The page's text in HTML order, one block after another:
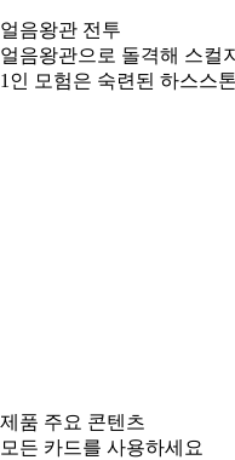
얼음왕관 전투
얼음왕관으로 돌격해 스컬
1인 모험은 숙련된 하스스
제품 주요 콘텐츠
모든 카드를 사용하세요